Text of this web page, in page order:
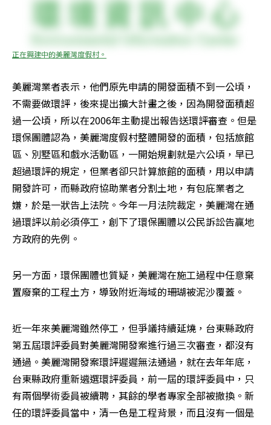
正在興建中的美麗灣度假村。
美麗灣業者表示，他們原先申請的開發面積不到一公頃，
不需要做環評，後來提出擴大計畫之後，因為開發面積超
過一公頃，所以在2006年主動提出報告送環評審查。但是
環保團體認為，美麗灣度假村整體開發的面積，包括旅館
區、別墅區和戲水活動區，一開始規劃就是六公頃，早已
超過環評的規定，但業者卻只計算旅館的面積，用以申請
開發許可，而縣政府協助業者分割土地，有包庇業者之
嫌，於是一狀告上法院。今年一月法院裁定，美麗灣在通
過環評以前必須停工，創下了環保團體以公民訴訟告贏地
方政府的先例。
另一方面，環保團體也質疑，美麗灣在施工過程中任意棄
置廢棄的工程土方，導致附近海域的珊瑚被泥沙覆蓋。
近一年來美麗灣雖然停工，但爭議持續延燒，台東縣政府
第五屆環評委員對美麗灣開發案進行過三次審查，都沒有
通過。美麗灣開發案環評遲遲無法通過，就在去年年底，
台東縣政府重新遴選環評委員，前一屆的環評委員中，只
有兩個學術委員被續聘，其餘的學者專家全部被撤換。新
任的環評委員當中，清一色是工程背景，而且沒有一個是